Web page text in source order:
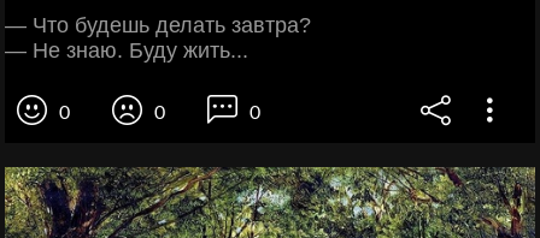
— Что будешь делать завтра?
— Не знаю. Буду жить...
0 0 0